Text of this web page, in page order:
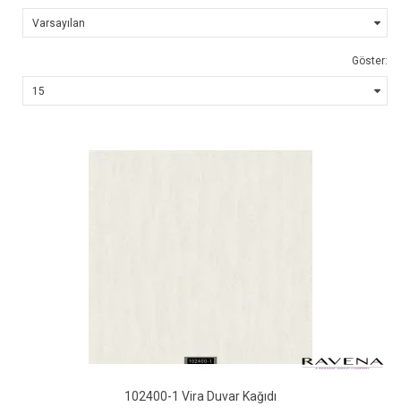
Göster:
102400-1 Vira Duvar Kağıdı